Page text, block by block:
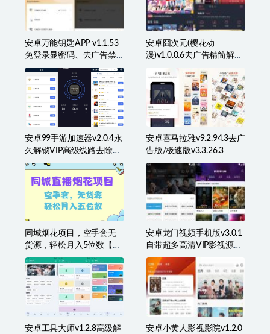
安卓万能钥匙APP v1.1.53
免登录显密码、去广告禁
升级版
安卓囧次元(樱花动
漫)v1.0.0.6去广告精简解锁
安卓99手游加速器v2.0.4永
久解锁VIP高级线路去除广
告
安卓喜马拉雅v9.2.94.3去广
告版/极速版v3.3.26.3
同城烟花项目，空手套无
货源，轻松月入5位数【揭
秘】
安卓龙门视频手机版v3.0.1
自带超多高清VIP影视源免
费
安卓工具大师v1.2.8高级解
安卓小黄人影视影院v1.2.0